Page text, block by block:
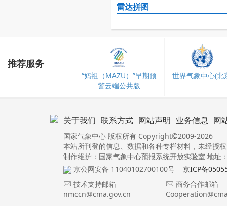
雷达拼图
推荐服务
“妈祖（MAZU）”早期预
警云端公共版
世界气象中心(北
关于我们 联系方式 网站声明 业务信息 网
国家气象中心 版权所有 Copyright©2009-2026
本站所刊登的信息、数据和各种专栏材料，未经授
制作维护：国家气象中心预报系统开放实验室 地址
京公网安备 11040102700100号
京ICP备
技术支持邮箱
nmccn@cma.gov.cn
商务合作邮箱